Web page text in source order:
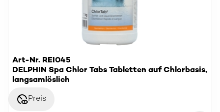
Art-Nr. REI045
DELPHIN Spa Chlor Tabs Tabletten auf Chlorbasis,
langsamlöslich
disabled_visiblePreis